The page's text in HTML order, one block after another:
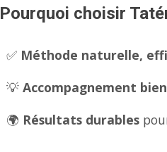
Pourquoi choisir
✅ Méthode naturelle,
💡 Accompagnement
🌍 Résultats durables